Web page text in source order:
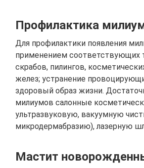
Профилактика
Для профилактики появления
применением
скрабов, пилингов,
желез; устранение
здоровый образ жизни.
милиумов салонные
ультразвуковую, вакуумную
микродермабразию), лазерную
Мастит